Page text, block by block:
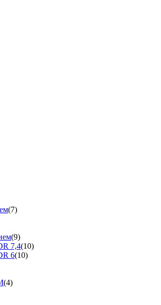
(7)
(9)
7,4(10)
6(10)
(4)